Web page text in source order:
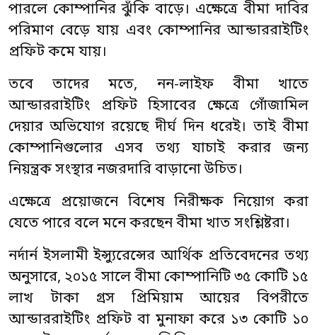
পারলে কোম্পানির ঝুঁকি বাড়ে। এক্ষেত্রে বীমা দাবির
পরিমাণ বেড়ে যায় এবং কোম্পানির আন্ডাররাইটিং
প্রফিট কমে যায়।
তবে তাদের মতে, নন-লাইফ বীমা খাতে
আন্ডাররাইটিং প্রফিট হিসাবের ক্ষেত্রে গোঁজামিল
দেয়ার অভিযোগ রয়েছে দীর্ঘ দিন ধরেই। তাই বীমা
কোম্পানিগুলোর এসব তথ্য যাচাই করার জন্য
নিয়ন্ত্রক সংস্থার নজরদারি বাড়ানো উচিত।
এক্ষেত্রে প্রয়োজনে বিশেষ নিরীক্ষক নিয়োগ করা
যেতে পারে বলে মনে করছেন বীমা খাত সংশ্লিষ্টরা।
নর্দার্ন ইসলামী ইন্স্যুরেন্সের আর্থিক প্রতিবেদনের তথ্য
অনুসারে, ২০১৫ সালে বীমা কোম্পানিটি ৩৫ কোটি ১৫
লাখ টাকা গ্রস প্রিমিয়াম আয়ের বিপরীতে
আন্ডাররাইটিং প্রফিট বা মুনাফা করে ১৩ কোটি ১০